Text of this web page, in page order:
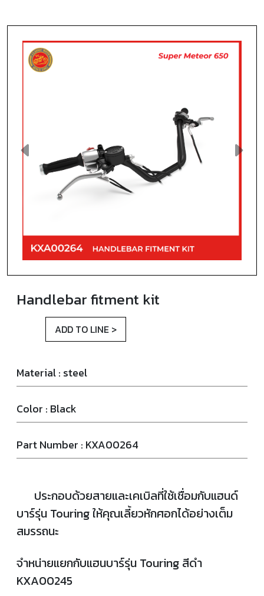
Previous Next
Handlebar fitment kit
ADD TO LINE >
Material : steel
Color : Black
Part Number : KXA00264
ประกอบด้วยสายและเคเบิลที่ใช้เชื่อมกับแฮนด์
บาร์รุ่น Touring ให้คุณเลี้ยวหักศอกได้อย่างเต็ม
สมรรถนะ
จำหน่ายแยกกับแฮนบาร์รุ่น Touring สีดำ
KXA00245